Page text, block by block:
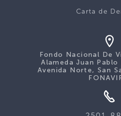
Carta de
Fondo Nacional De
Alameda Juan
Avenida Norte, San